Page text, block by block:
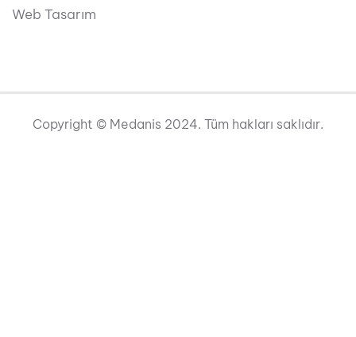
Web Tasarım
Copyright © Medanis 2024. Tüm hakları saklıdır.